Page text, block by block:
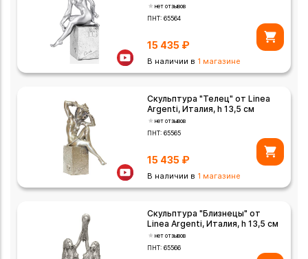
нет отзывов
ПНТ:65564
15 435 ₽
В наличии в 1 магазине
Скульптура "Телец" от Linea
Argenti, Италия, h 13,5 см
нет отзывов
ПНТ:65565
15 435 ₽
В наличии в 1 магазине
Скульптура "Близнецы" от
Linea Argenti, Италия, h 13,5 см
нет отзывов
ПНТ:65566